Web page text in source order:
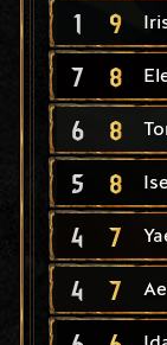
1 9
7 8
6 8
5 8
4 7
4 7